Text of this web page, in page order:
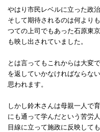
やはり市民レベルに立った政
そして期待されるのは何より
つての上司でもあった石原東
も映し出されていました。
とは言ってもこれからは大変
を返していかなければならな
思われます。
しかし鈴木さんは母親一人で
にも通って学んだという苦労
目線に立って施政に反映して